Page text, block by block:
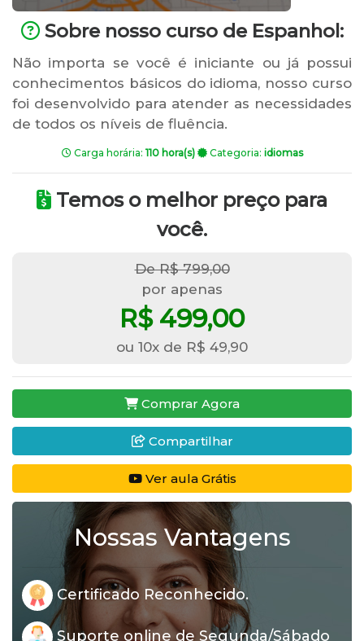
Sobre nosso curso de Espanhol:
Não importa se você é iniciante ou já possui
conhecimentos básicos do idioma, nosso curso
foi desenvolvido para atender as necessidades
de todos os níveis de fluência.
Carga horária: 110 hora(s) Categoria: idiomas
Temos o melhor preço para
você.
De R$ 799,00
por apenas
R$ 499,00
ou 10x de R$ 49,90
Comprar Agora
Compartilhar
Ver aula Grátis
Nossas Vantagens
Certificado Reconhecido.
Suporte online de Segunda/Sábado